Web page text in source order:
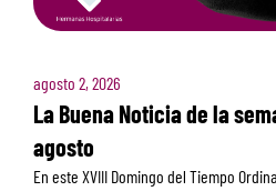
agosto 2, 2026
La Buena Noticia de la
agosto
En este XVIII Domingo del Tiempo